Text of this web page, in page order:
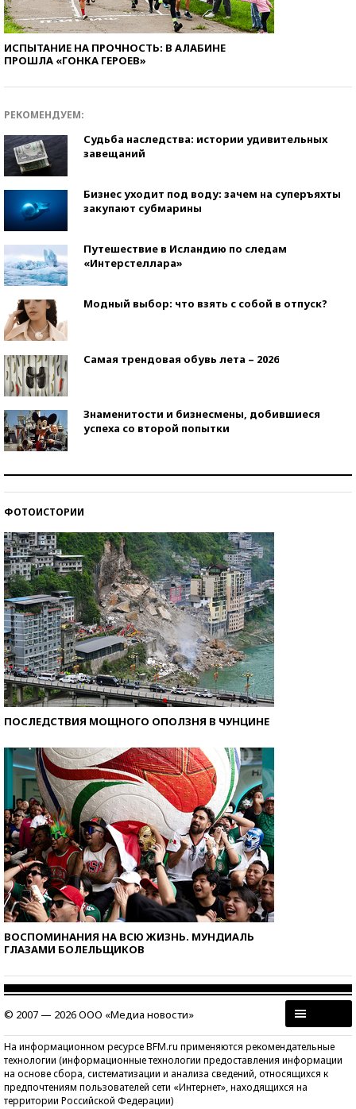
ИСПЫТАНИЕ НА ПРОЧНОСТЬ: В АЛАБИНЕ
ПРОШЛА «ГОНКА ГЕРОЕВ»
РЕКОМЕНДУЕМ:
Судьба наследства: истории удивительных
завещаний
Бизнес уходит под воду: зачем на суперъяхты
закупают субмарины
Путешествие в Исландию по следам
«Интерстеллара»
Модный выбор: что взять с собой в отпуск?
Самая трендовая обувь лета – 2026
Знаменитости и бизнесмены, добившиеся
успеха со второй попытки
ФОТОИСТОРИИ
ПОСЛЕДСТВИЯ МОЩНОГО ОПОЛЗНЯ В ЧУНЦИНЕ
ВОСПОМИНАНИЯ НА ВСЮ ЖИЗНЬ. МУНДИАЛЬ
ГЛАЗАМИ БОЛЕЛЬЩИКОВ
© 2007 — 2026 ООО «Медиа новости»
На информационном ресурсе BFM.ru применяются рекомендательные
технологии (информационные технологии предоставления информации
на основе сбора, систематизации и анализа сведений, относящихся к
предпочтениям пользователей сети «Интернет», находящихся на
территории Российской Федерации)